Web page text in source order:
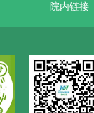
院内链接